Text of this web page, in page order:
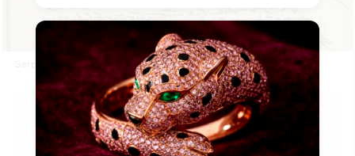
Serpientes, lobos y arcas secretas del Jerez antiguo
CRISTÓBAL
ORELLANA
08/08/2021Actualizado: 08/08/2021 - 08:26